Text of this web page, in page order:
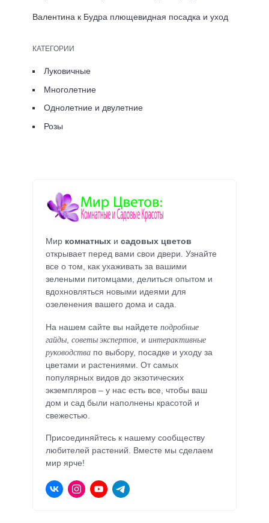
Валентина к Будра плющевидная посадка и уход
КАТЕГОРИИ
Луковичные
Многолетние
Однолетние и двулетние
Розы
Мир комнатных и садовых цветов
открывает перед вами свои двери. Узнайте
все о том, как ухаживать за вашими
зелеными питомцами, делиться опытом и
вдохновляться новыми идеями для
озеленения вашего дома и сада.
На нашем сайте вы найдете подробные
гайды советы экспертов , и интерактивные
руководства по выбору, посадке и уходу за
цветами и растениями. От самых
популярных видов до экзотических
экземпляров – у нас есть все, чтобы ваш
дом и сад были наполнены красотой и
свежестью.
Присоединяйтесь к нашему сообществу
любителей растений. Вместе мы сделаем
мир ярче!